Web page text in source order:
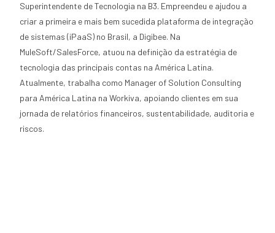
Superintendente de Tecnologia na B3. Empreendeu e ajudou a
criar a primeira e mais bem sucedida plataforma de integração
de sistemas (iPaaS) no Brasil, a Digibee. Na
MuleSoft/SalesForce, atuou na definição da estratégia de
tecnologia das principais contas na América Latina.
Atualmente, trabalha como Manager of Solution Consulting
para América Latina na Workiva, apoiando clientes em sua
jornada de relatórios financeiros, sustentabilidade, auditoria e
riscos.